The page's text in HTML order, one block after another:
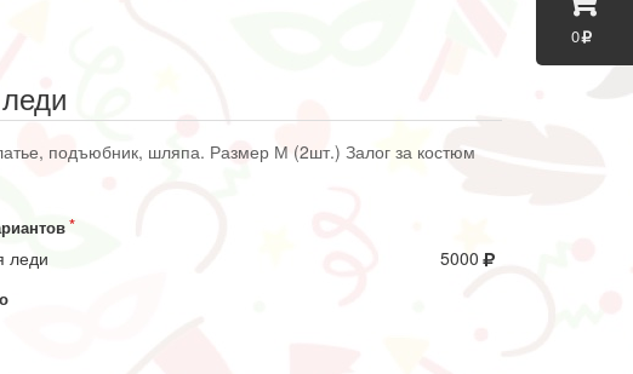
0
подъюбник, шляпа. Размер М (2шт.) Залог за костюм
леди 5000